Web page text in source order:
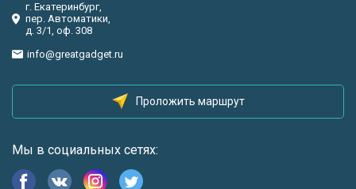
г. Екатеринбург,
пер. Автоматики,
д. 3/1, оф. 308
info@greatgadget.ru
Проложить маршрут
Мы в социальных сетях: